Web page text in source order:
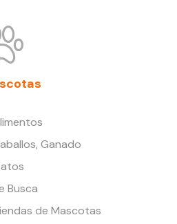
Ganado
Busca
de Mascotas